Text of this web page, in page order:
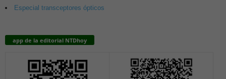
Especial transceptores ópticos
app de la editorial NTDhoy